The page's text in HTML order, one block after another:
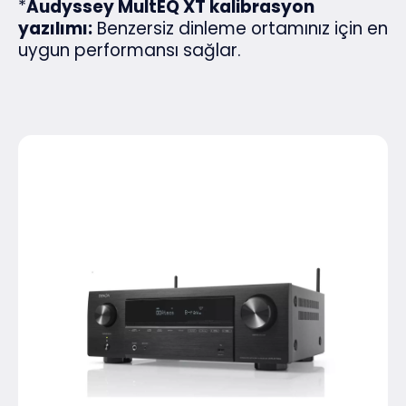
*Audyssey MultEQ XT kalibrasyon
yazılımı: Benzersiz dinleme ortamınız için en
uygun performansı sağlar.